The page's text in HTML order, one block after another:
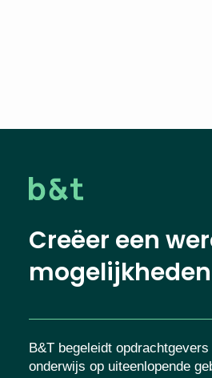
Creëer een
mogelijkheden
B&T begeleidt
onderwijs op uiteenlopende